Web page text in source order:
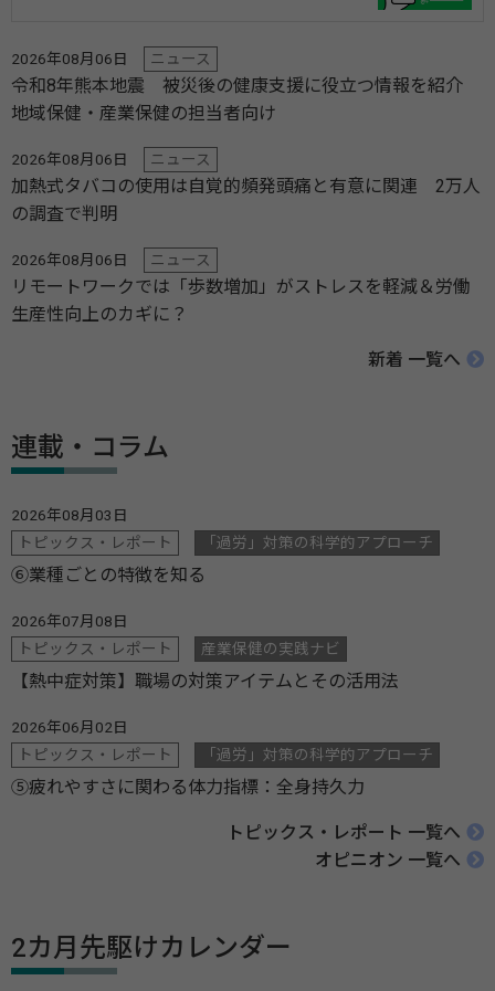
2026年08月06日 ニュース
令和8年熊本地震 被災後の健康支援に役立つ情報を紹介
地域保健・産業保健の担当者向け
2026年08月06日 ニュース
加熱式タバコの使用は自覚的頻発頭痛と有意に関連 2万人
の調査で判明
2026年08月06日 ニュース
リモートワークでは「歩数増加」がストレスを軽減＆労働
生産性向上のカギに？
新着 一覧へ
連載・コラム
2026年08月03日
トピックス・レポート
「過労」対策の科学的アプローチ
⑥業種ごとの特徴を知る
2026年07月08日
トピックス・レポート
産業保健の実践ナビ
【熱中症対策】職場の対策アイテムとその活用法
2026年06月02日
トピックス・レポート
「過労」対策の科学的アプローチ
⑤疲れやすさに関わる体力指標：全身持久力
トピックス・レポート 一覧へ
オピニオン 一覧へ
2カ月先駆けカレンダー